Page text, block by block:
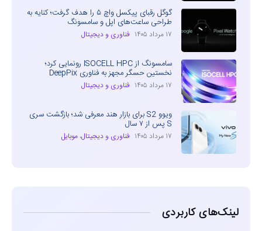
گوگل رقبای پیکسل واچ ۵ را هدف گرفت؛ کنایه به
طراحی ساعت‌های اپل و سامسونگ
۱۷ مرداد ۱۴۰۵ فناوری و دیجیتال
سامسونگ از ISOCELL HPC رونمایی کرد؛
نخستین حسگر مجهز به فناوری DeepPix
۱۷ مرداد ۱۴۰۵ فناوری و دیجیتال
ویوو S2 برای بازار هند معرفی شد؛ بازگشت سری
S پس از ۷ سال
۱۷ مرداد ۱۴۰۵ فناوری و دیجیتال، موبایل
لینک‌های کاربردی